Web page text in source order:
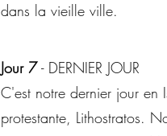
dans la vieille ville.
Jour 7- DERNIER JOUR
C'est notre dernier jour en
protestante, Lithostratos.